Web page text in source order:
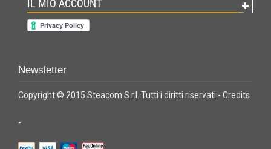
IL MIO ACCOUNT
Newsletter
Copyright © 2015 Steacom S.r.l. Tutti i diritti riservati - Credits
-